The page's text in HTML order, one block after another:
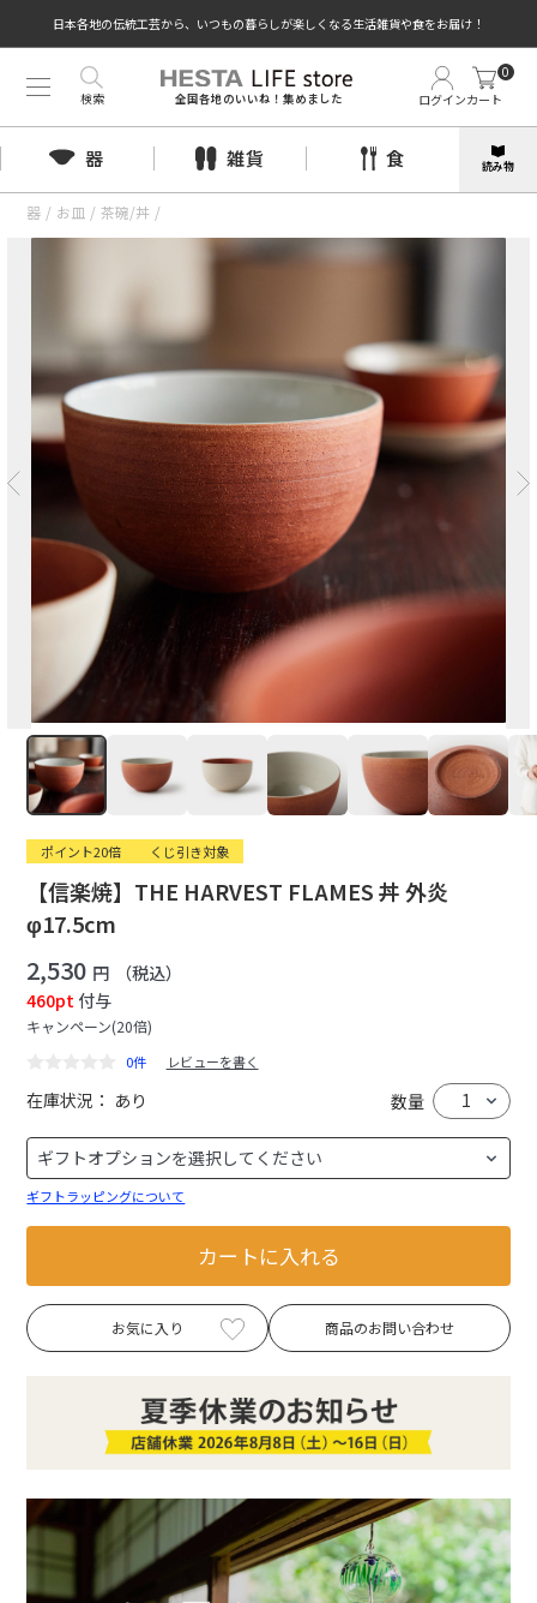
日本各地の伝統工芸から、いつもの暮らしが楽しくなる生活雑貨や食をお届け！
全国各地のいいね！集めました ログインカート
0
検索
器 雑貨 食 読み物
器 / お皿 / 茶碗/丼 /
ポイント20倍 くじ引き対象
【信楽焼】THE HARVEST FLAMES 丼 外炎
φ17.5cm
2,530 円
（税込）
460pt 付与
キャンペーン(20倍)
0件 レビューを書く
在庫状況： あり 数量
ギフトラッピングについて
カートに入れる
お気に入り 商品のお問い合わせ